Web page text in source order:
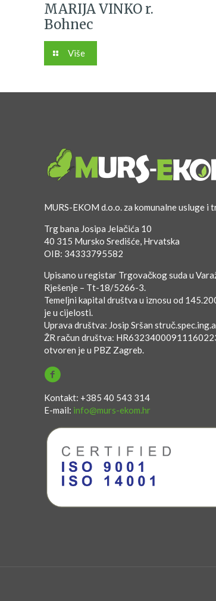
MARIJA VINKO r.
Bohnec
Više
MURS-EKOM d.o.o. za komunalne usluge i
Trg bana Josipa Jelačića 10
40 315 Mursko Središće, Hrvatska
OIB: 34333795582
Upisano u registar Trgovačkog suda u
Rješenje – Tt-18/5266-3.
Temeljni kapital društva u iznosu od
je u cijelosti.
Uprava društva: Josip Sršan
ŽR račun društva:
otvoren je u PBZ Zagreb.
Kontakt: +385 40 543 314
E-mail: info@murs-ekom.hr